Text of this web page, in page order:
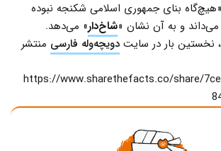
«هیچ‌گاه بنای جمهوری اسلامی شکنجه نبوده
و به آن نشان «شاخ‌دار» می‌دهد.
نخستین بار در سایت دویچه‌وله فارسی منتشر
https://www.sharethefacts.co/share/